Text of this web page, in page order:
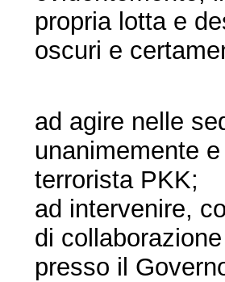
propria lotta e
oscuri e
ad agire nelle
unanimemente
terrorista PKK;
ad intervenire,
di
presso il